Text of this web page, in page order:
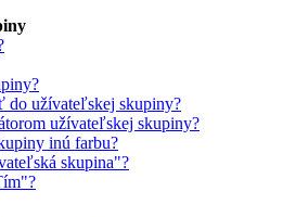
do užívateľskej skupiny?
užívateľskej skupiny?
inú farbu?
skupina"?